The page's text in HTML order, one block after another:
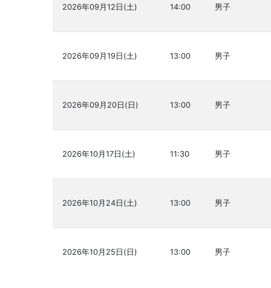
2026年09月12日(土) 14:00 男子
2026年09月19日(土) 13:00 男子
2026年09月20日(日) 13:00 男子
2026年10月17日(土) 11:30 男子
2026年10月24日(土) 13:00 男子
2026年10月25日(日) 13:00 男子